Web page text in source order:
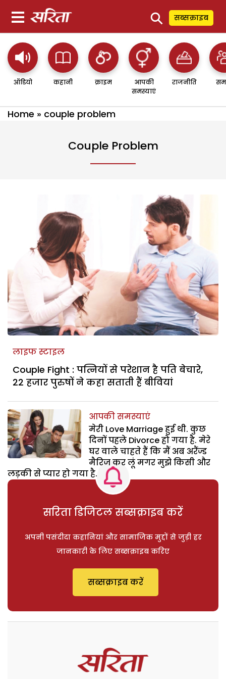
⚲ सब्सक्राइब
ऑडियो कहानी क्राइम
आपकी
समस्याएं
राजनीति
Home » couple problem
Couple Problem
लाइफ स्टाइल
Couple Fight : पत्नियों से परेशान है पति बेचारे,
22 हजार पुरुषों ने कहा सताती हैं बीवियां
आपकी समस्याएं
मेरी Love Marriage हुई थी. कुछ
दिनों पहले Divorce हो गया है. मेरे
घर वाले चाहते हैं कि मैं अब अरैंज्ड
मैरिज कर लूं मगर मुझे किसी और
लड़की से प्यार हो गया है.
सरिता डिजिटल सब्सक्राइब करें
अपनी पसंदीदा कहानियां और सामाजिक मुद्दों से जुड़ी हर
जानकारी के लिए सब्सक्राइब करिए
सब्सक्राइब करें